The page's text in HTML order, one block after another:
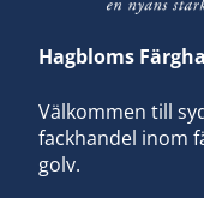
Hagbloms
Välkommen till
fackhandel inom
golv.